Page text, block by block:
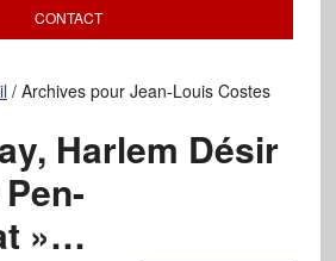
CONTACT
/Archives pour Jean-Louis Costes
Harlem Désir
»…